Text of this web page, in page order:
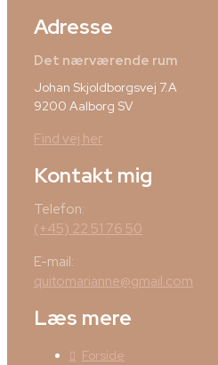
Adresse
Det nærværende rum
Johan Skjoldborgsvej 7.A
9200 Aalborg SV
Find vej her
Kontakt mig
Telefon:
(+45) 22 51 76 50
E-mail:
quitomarianne@gmail.com
Læs mere
Forside